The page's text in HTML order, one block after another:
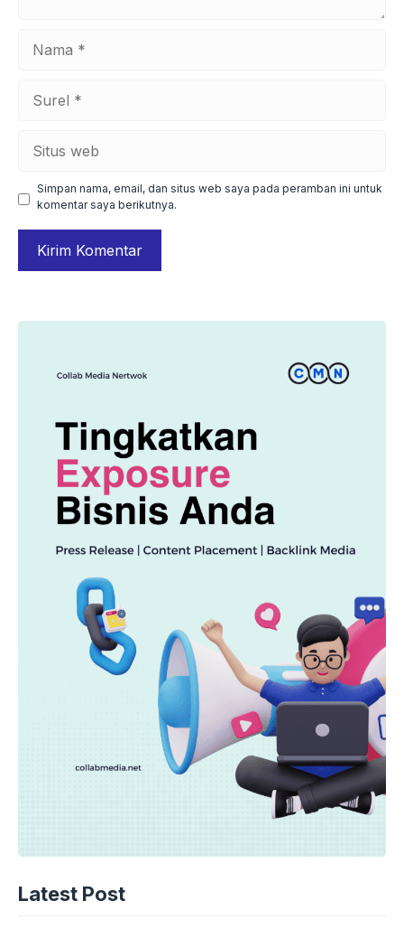
web
Simpan nama, email, dan situs web saya pada peramban ini untuk
komentar saya berikutnya.
Latest Post